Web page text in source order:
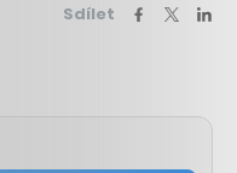
Sdílet